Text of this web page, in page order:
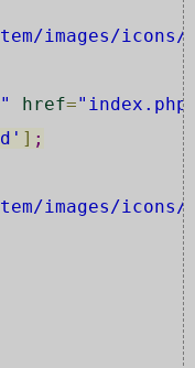
images/icons/
href=
] ;
images/icons/